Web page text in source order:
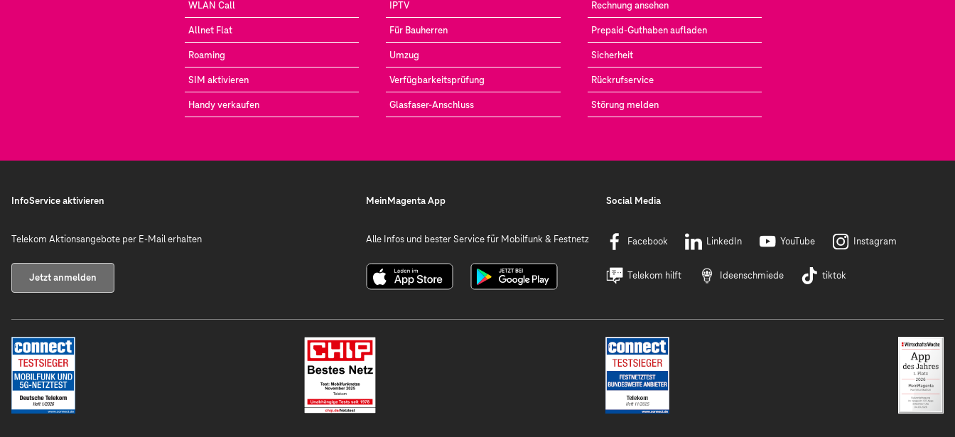
WLAN Call
Allnet Flat
Roaming
SIM aktivieren
Handy verkaufen
IPTV
Für Bauherren
Umzug
Verfügbarkeitsprüfung
Glasfaser-Anschluss
Rechnung ansehen
Prepaid-Guthaben aufladen
Sicherheit
Rückrufservice
Störung melden
InfoService aktivieren
Telekom Aktionsangebote per E-Mail erhalten
Jetzt anmelden
MeinMagenta App
Alle Infos und bester Service für Mobilfunk & Festnetz
Social Media
Facebook LinkedIn YouTube Instagram
Telekom hilft Ideenschmiede tiktok